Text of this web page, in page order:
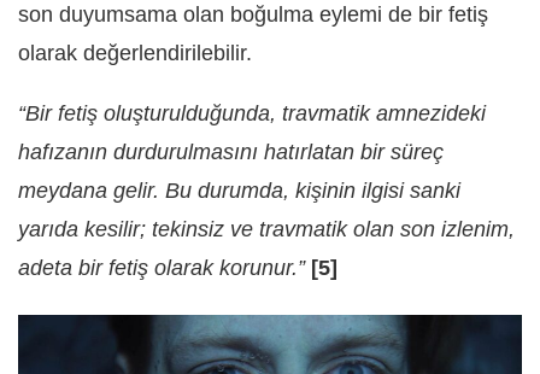
son duyumsama olan boğulma eylemi de bir fetiş
olarak değerlendirilebilir.
“Bir fetiş oluşturulduğunda, travmatik amnezideki
hafızanın durdurulmasını hatırlatan bir süreç
meydana gelir. Bu durumda, kişinin ilgisi sanki
yarıda kesilir; tekinsiz ve travmatik olan son izlenim,
adeta bir fetiş olarak korunur.” [5]